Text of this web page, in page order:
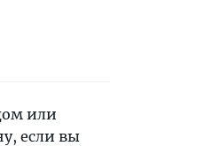
или
если вы